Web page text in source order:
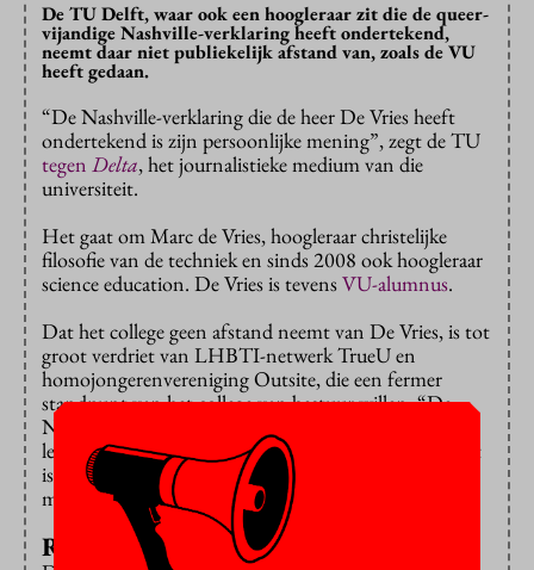
De TU Delft, waar ook een hoogleraar zit die de queer-
vijandige Nashville-verklaring heeft ondertekend,
neemt daar niet publiekelijk afstand van, zoals de VU
heeft gedaan.
“De Nashville-verklaring die de heer De Vries heeft
ondertekend is zijn persoonlijke mening”, zegt de TU
tegen Delta, het journalistieke medium van die
universiteit.
Het gaat om Marc de Vries, hoogleraar christelijke
filosofie van de techniek en sinds 2008 ook hoogleraar
science education. De Vries is tevensVU-alumnus.
Dat het college geen afstand neemt van De Vries, is tot
groot verdriet van LHBTI-netwerk TrueU en
homojongerenvereniging Outsite, die een fermer
standpunt van het college van bestuur willen. “De
Nashville-verklaring wijst mensen met een andere
leefwijze af”, zegt een woordvoerder van TrueU. “Dat
is in mijn ogen discriminatie en niet een privé-
mening.”
Religieuze levensstijl